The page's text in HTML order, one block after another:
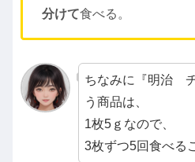
分けて食べる。
ちなみに『明治
う商品は、
1枚5ｇなので、
3枚ずつ5回食べる